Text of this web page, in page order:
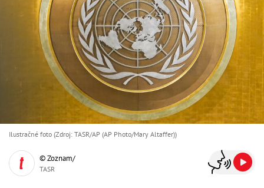
Ilustračné foto (Zdroj: TASR/AP (AP Photo/Mary Altaffer))
© Zoznam/
TASR